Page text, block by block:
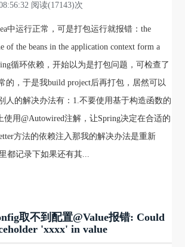
阅读(17143)次
中运行正常，可是打包运行就报错：the
of the beans in the application context form a
循环依赖，开始以为是打包问题，可检查了
的，于是我build project后再打包，居然可以
人的解决办法有：1.不要使用基于构造函数的
使用@Autowired注解，让Spring决定在合适的
方法的依赖注入那我的解决办法是重新
都记录下如果还有其...
取不到配置@Value报错: Could
'xxxx' in value